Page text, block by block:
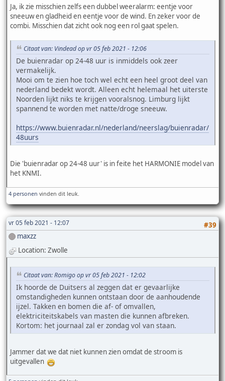
Ja, ik zie misschien zelfs een dubbel weeralarm: eentje voor
sneeuw en gladheid en eentje voor de wind. En zeker voor de
combi. Misschien dat zicht ook nog een rol gaat spelen.
Citaat van: Vindead op vr 05 feb 2021 - 12:06
De buienradar op 24-48 uur is inmiddels ook zeer
vermakelijk.
Mooi om te zien hoe toch wel echt een heel groot deel van
nederland bedekt wordt. Alleen echt helemaal het uiterste
Noorden lijkt niks te krijgen vooralsnog. Limburg lijkt
spannend te worden met natte/droge sneeuw.
https://www.buienradar.nl/nederland/neerslag/buienradar/
48uurs
Die 'buienradar op 24-48 uur' is in feite het HARMONIE model van
het KNMI.
4 personen vinden dit leuk.
vr 05 feb 2021 - 12:07
#39
maxzz
Location: Zwolle
Citaat van: Romigo op vr 05 feb 2021 - 12:02
Ik hoorde de Duitsers al zeggen dat er gevaarlijke
omstandigheden kunnen ontstaan door de aanhoudende
ijzel. Takken en bomen die af- of omvallen,
elektriciteitskabels van masten die kunnen afbreken.
Kortom: het journaal zal er zondag vol van staan.
Jammer dat we dat niet kunnen zien omdat de stroom is
uitgevallen